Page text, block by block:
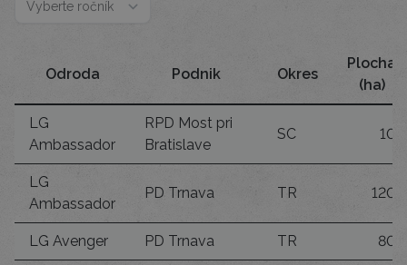
Odroda Podnik Okres
Plocha
(ha)
LG
Ambassador
RPD Most pri
Bratislave
SC 10
LG
Ambassador
PD Trnava TR 120
LG Avenger PD Trnava TR 80